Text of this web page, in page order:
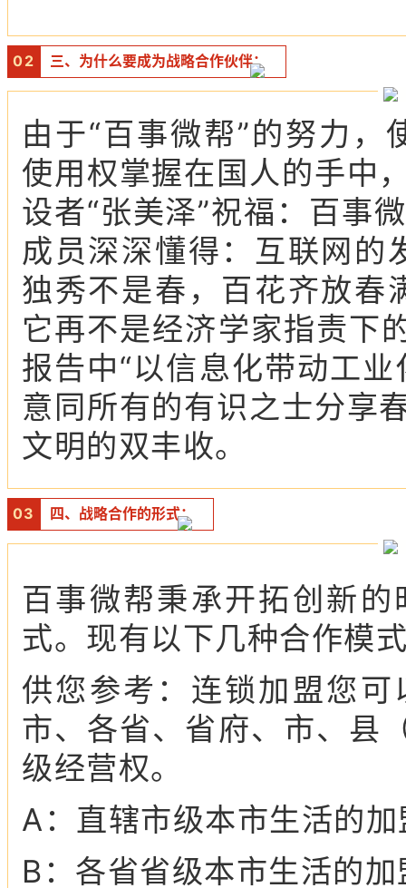
02 三、为什么要成为战略合作伙伴：
由于“百事微帮”的努力
使用权掌握在国人的手中
设者“张美泽”祝福：百事
成员深深懂得：互联网的
独秀不是春，百花齐放春
它再不是经济学家指责下
报告中“以信息化带动工
意同所有的有识之士分享
文明的双丰收。
03 四、战略合作的形式：
百事微帮秉承开拓创新
式。现有以下几种合作模
供您参考：连锁加盟您
市、各省、省府、市、县
级经营权。
A：直辖市级本市生活的
B：各省省级本市生活的